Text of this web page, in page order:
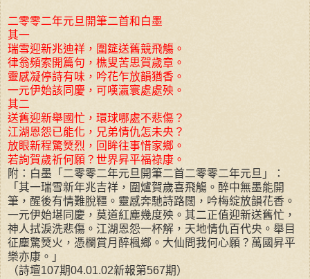
二零零二年元旦開筆二首和白墨
其一
瑞雪迎新兆迪祥，圍筵送舊競飛觴。
律翁頻索開篇句，樵叟苦思賀歲章。
靈感凝停詩有味，吟花乍放韻猶香。
一元伊始該同慶，可嘆瀛寰處處殃。
其二
送舊迎新舉國忙，環球哪處不悲傷？
江湖恩怨已能化，兄弟情仇怎未央？
放眼新程驚燹烈，回眸往事惜家鄉。
若詢賀歲祈何願？世界昇平福祿康。
附：白墨「二零零二年元旦開筆二首二零零二年元旦」：
「其一瑞雪新年兆吉祥，圍爐賀歲喜飛觴。醉中無墨能開
筆，醒後有情難脫韁。靈感奔馳詩路闊，吟梅綻放韻花香。
一元伊始堪同慶，莫道紅塵幾度殃。其二正值迎新送舊忙，
神人拭淚洗悲傷。江湖恩怨一杯解，天地情仇百代央。舉目
征塵驚燹火，憑欄賞月醉楓鄉。大仙問我何心願？萬國昇平
樂亦康。」
（詩壇107期04.01.02新報第567期）